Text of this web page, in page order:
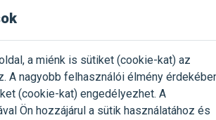
a a lakásban él.
hanem megszakítja az otthonodban lerakott
4 héten keresztül
kifejlődését 8 héten keresztül
Már próbáltad a
Oszd meg tapasztalatod a
gazdival!
a miénk is sütiket (cookie-kat) az
A nagyobb felhasználói élmény
(cookie-kat) engedélyezhet. A
Ön hozzájárul a sütik használatához és